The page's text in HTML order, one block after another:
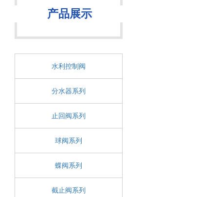
产品展示
水利控制阀
分水器系列
止回阀系列
球阀系列
蝶阀系列
截止阀系列